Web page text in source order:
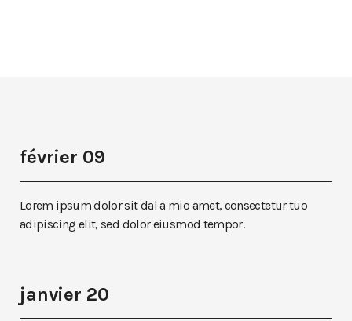
février 09
Lorem ipsum dolor sit dal a mio amet, consectetur tuo
adipiscing elit, sed dolor eiusmod tempor.
janvier 20